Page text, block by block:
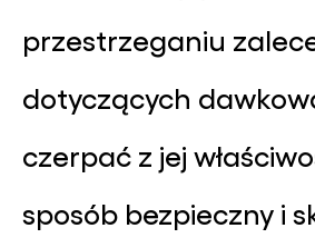
przestrzeganiu
dotyczących
czerpać z jej
sposób bezpieczny i